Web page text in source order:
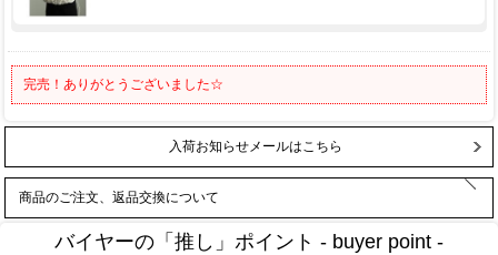
完売！ありがとうございました☆
入荷お知らせメールはこちら
商品のご注文、返品交換について
バイヤーの「推し」ポイント - buyer point -